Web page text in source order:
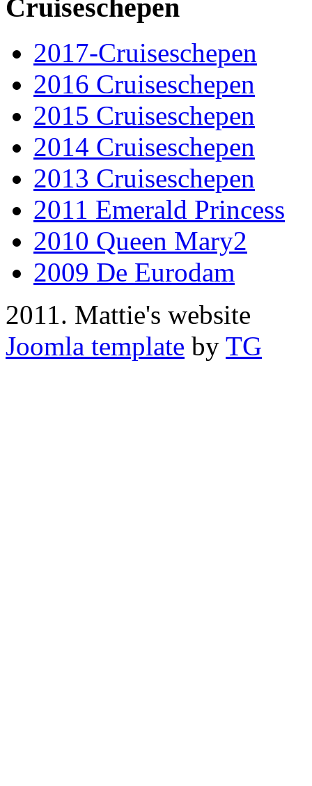
Cruiseschepen
2017-Cruiseschepen
2016 Cruiseschepen
2015 Cruiseschepen
2014 Cruiseschepen
2013 Cruiseschepen
2011 Emerald Princess
2010 Queen Mary2
2009 De Eurodam
2011. Mattie's website
Joomla template by TG